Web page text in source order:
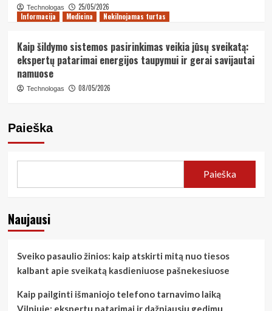
Technologas
25/05/2026
Informacija
Medicina Nekilnojamas turtas
Kaip šildymo sistemos pasirinkimas veikia jūsų sveikatą:
ekspertų patarimai energijos taupymui ir gerai savijautai
namuose
Technologas 08/05/2026
Paieška
Paieška
Naujausi
Sveiko pasaulio žinios: kaip atskirti mitą nuo tiesos
kalbant apie sveikatą kasdieniuose pašnekesiuose
Kaip pailginti išmaniojo telefono tarnavimo laiką
Vilniuje: ekspertų patarimai ir dažniausių gedimų